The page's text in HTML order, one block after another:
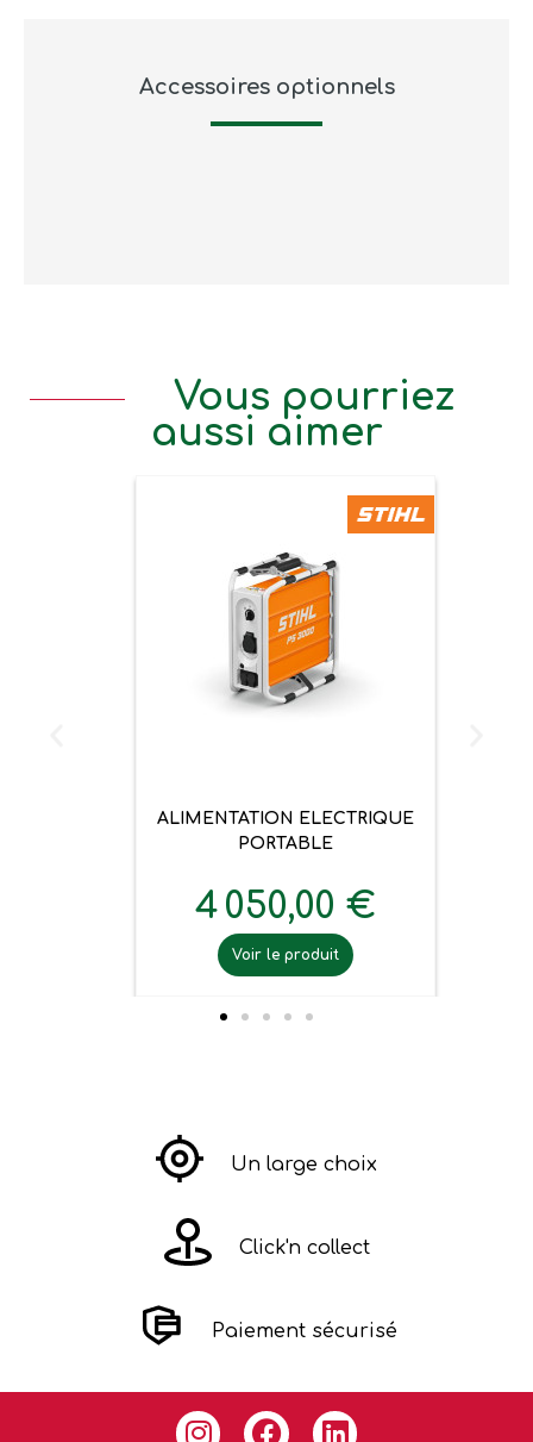
Accessoires optionnels
Vous pourriez
aussi aimer
ALIMENTATION ELECTRIQUE
PORTABLE
4 050,00 €
Voir le produit
Un large choix
Click'n collect
Paiement sécurisé